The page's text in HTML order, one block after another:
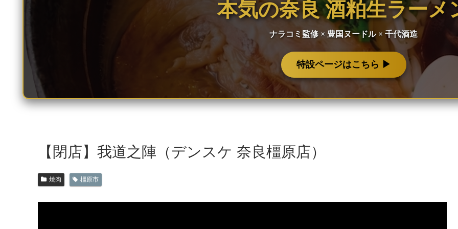
本気の奈良 酒粕生ラーメ
ナラコミ監修 × 豊国ヌードル × 千代酒造
特設ページはこちら ▶︎
【閉店】我道之陣（デンスケ 奈良橿原店）
焼肉 橿原市